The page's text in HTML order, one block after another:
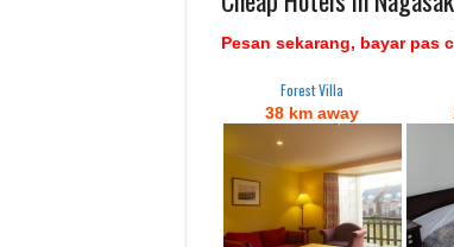
Pesan sekarang, bayar pas
Forest Villa
38 km away